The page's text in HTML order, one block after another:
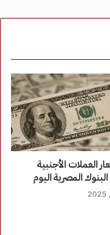
العملات الأجنبية
البنوك المصرية اليوم